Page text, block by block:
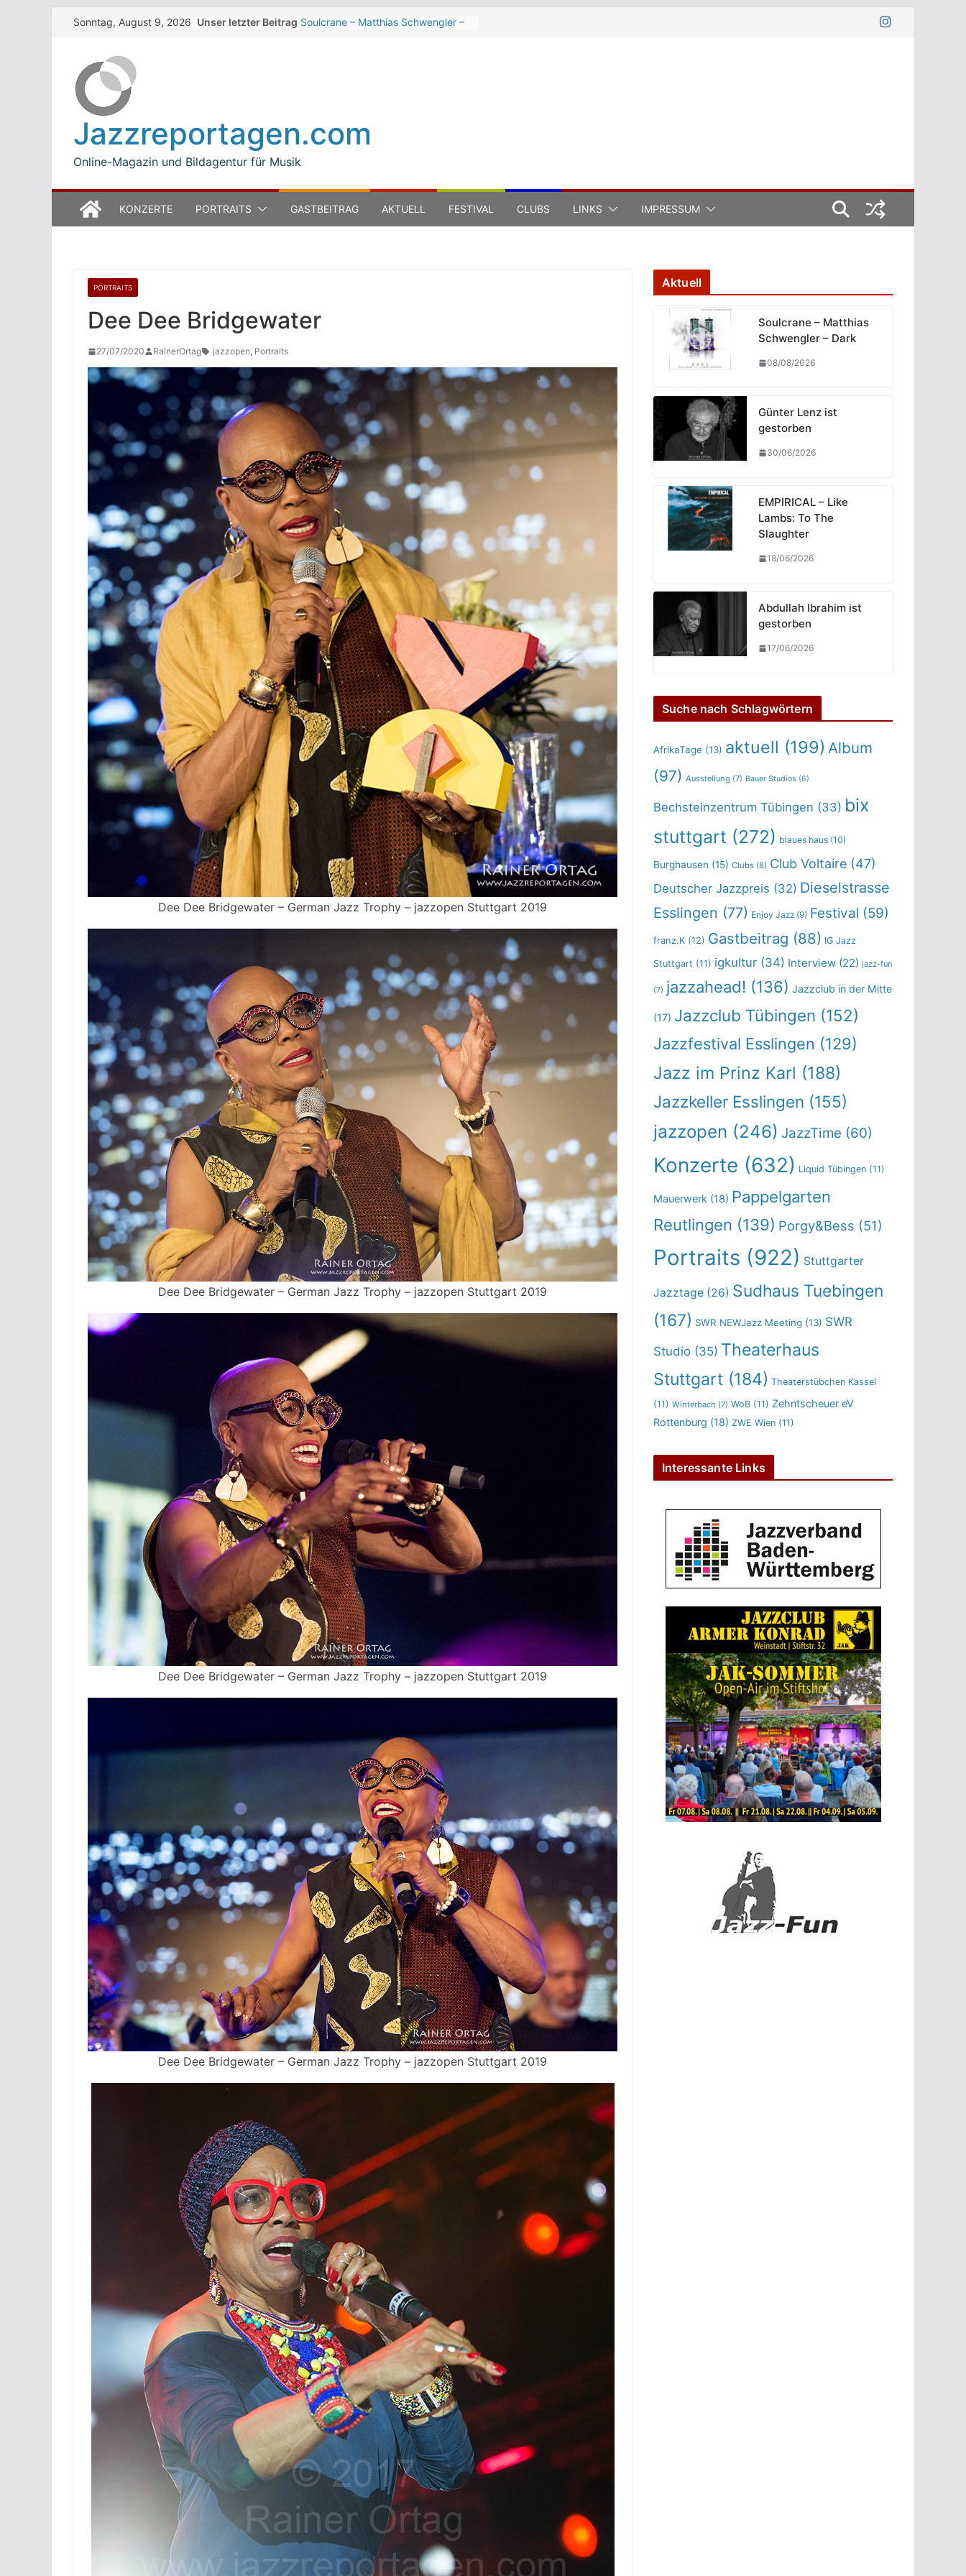
SkipSonntag, August 9, 2026 Unser letzter Beitrag Soulcrane – Matthias Schwengler –
Jean-Michel Jarre bei den jazz open
Jazzreportagen.com
Online-Magazin und Bildagentur für Musik
KONZERTE PORTRAITS GASTBEITRAG AKTUELL FESTIVAL CLUBS LINKS IMPRESSUM
PORTRAITS
Dee Dee Bridgewater
27/07/2020 RainerOrtag jazzopen, Portraits
Dee Dee Bridgewater – German Jazz Trophy – jazzopen Stuttgart 2019
Dee Dee Bridgewater – German Jazz Trophy – jazzopen Stuttgart 2019
Dee Dee Bridgewater – German Jazz Trophy – jazzopen Stuttgart 2019
Dee Dee Bridgewater – German Jazz Trophy – jazzopen Stuttgart 2019
Aktuell
Soulcrane – Matthias
Schwengler – Dark
08/08/2026
Günter Lenz ist
gestorben
30/06/2026
EMPIRICAL – Like
Lambs: To The
Slaughter
18/06/2026
Abdullah Ibrahim ist
gestorben
17/06/2026
Suche nach Schlagwörtern
AfrikaTage (13) aktuell (199) Album
(97) Ausstellung (7) Bauer Studios (6)
Bechsteinzentrum Tübingen (33) bix
stuttgart (272) blaues haus (10)
Burghausen (15) Clubs (8) Club Voltaire (47)
Deutscher Jazzpreis (32) Dieselstrasse
Esslingen (77) Enjoy Jazz (9) Festival (59)
franz.K (12) Gastbeitrag (88) IG Jazz
Stuttgart (11) igkultur (34) Interview (22) jazz-fun
(7) jazzahead! (136) Jazzclub in der Mitte
(17) Jazzclub Tübingen (152)
Jazzfestival Esslingen (129)
Jazz im Prinz Karl (188)
Jazzkeller Esslingen (155)
jazzopen (246) JazzTime (60)
Konzerte (632) Liquid Tübingen (11)
Mauerwerk (18) Pappelgarten
Reutlingen (139) Porgy&Bess (51)
Portraits (922) Stuttgarter
Jazztage (26) Sudhaus Tuebingen
(167) SWR NEWJazz Meeting (13) SWR
Studio (35) Theaterhaus
Stuttgart (184) Theaterstübchen Kassel
(11) Winterbach (7) WoB (11) Zehntscheuer eV
Rottenburg (18) ZWE Wien (11)
Interessante Links